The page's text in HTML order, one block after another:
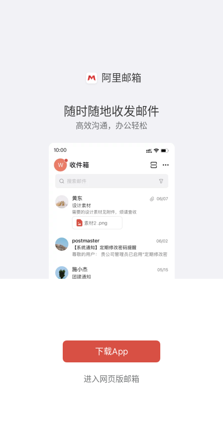
阿里邮箱
随时随地收发邮件
高效沟通，办公轻松
下载App
进入网页版邮箱